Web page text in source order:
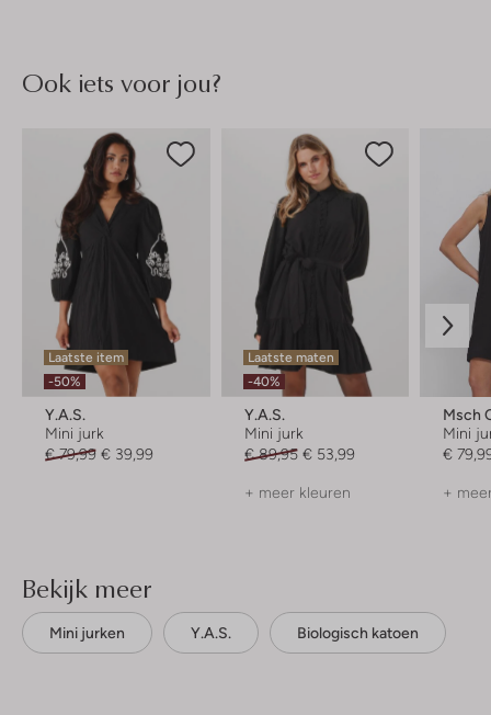
Ook iets voor jou?
Laatste item
-50%
Y.a.s.
Mini jurk
€ 79,99 € 39,99
Laatste maten
-40%
Y.a.s.
Mini jurk
€ 89,95 € 53,99
+ meer kleuren
Msch
Mini
€
+
Bekijk meer
Mini jurken Y.a.s. Biologisch katoen